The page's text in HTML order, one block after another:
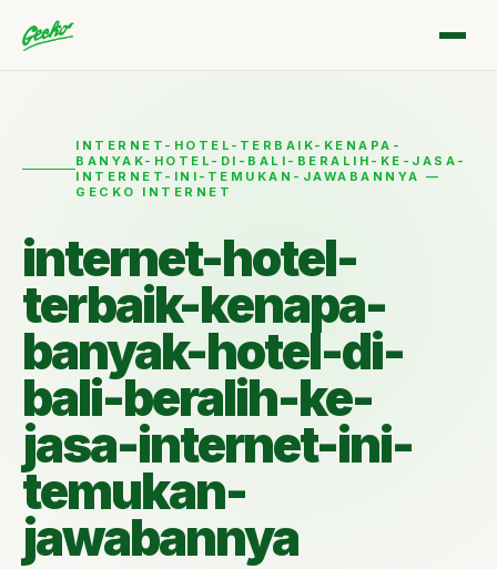
INTERNET-HOTEL-TERBAIK-KENAPA-
BANYAK-HOTEL-DI-BALI-BERALIH-KE-JASA-
INTERNET-INI-TEMUKAN-JAWABANNYA —
GECKO INTERNET
internet-hotel-
terbaik-kenapa-
banyak-hotel-di-
bali-beralih-ke-
jasa-internet-ini-
temukan-
jawabannya